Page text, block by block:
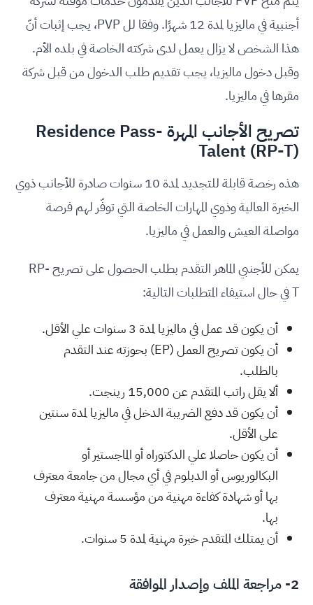
أجنبية في ماليزيا لمدة12شهرًا. وفقا للPVP، يجب إثبات أنّ
هذا الشخص لا يزال يعمل لدى شركته الخاصة في بلده الأم.
وقبل دخول ماليزيا، يجب تقديم طلب الدخول من قبل شركة
مقرها في ماليزيا.
تصريح الأجانب المهرة Residence Pass-
Talent (RP-T)
هذه رخصة قابلة للتجديد لمدة10سنوات صادرة للأجانب ذوي
الخبرة العالية وذوي المهارات الخاصة التي توفّر لهم فرصة
مواصلة العيش والعمل في ماليزيا.
يمكن للأجنبي الماهر التقدم بطلب الحصول على تصريح RP-
T في حال استيفاء المتطلبات التالية
:
أن يكون قد عمل في ماليزيا لمدة 3سنوات علي الأقل.
أن يكون تصريح العمل(EP) بحوزته عند التقدم
بالطلب.
ألا يقل راتب المتقدم عن15,000 رينجت.
أن يكون قد دفع الضريبة الدخل في ماليزيا لمدة سنتين
على الأقل.
أن يكون حاصلا علي الدكتوراه أو الماجستير أو
البكالوريوس أو الدبلوم في أي مجال من جامعة معترف
بها أو شهادة كفاءة مهنية من مؤسسة مهنية معترف
بها.
أن يمتلك المتقدم خبرة مهنية لمدة5سنوات.
2- مراجعة الملف وإصدار الموافقة